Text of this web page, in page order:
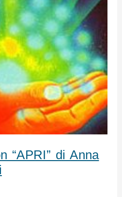
“APRI” di Anna